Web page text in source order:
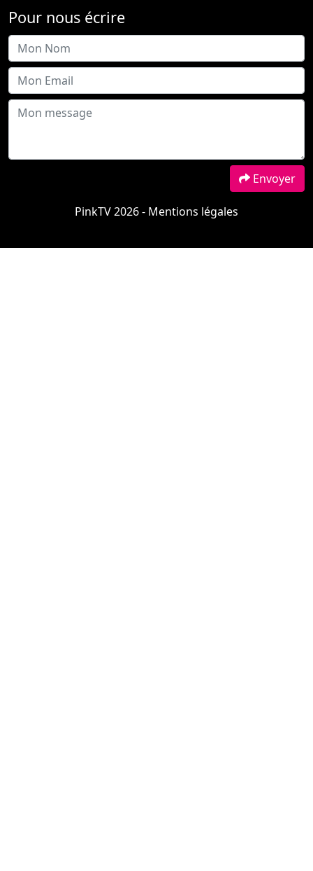
Pour nous écrire
Envoyer
PinkTV 2026 - Mentions légales